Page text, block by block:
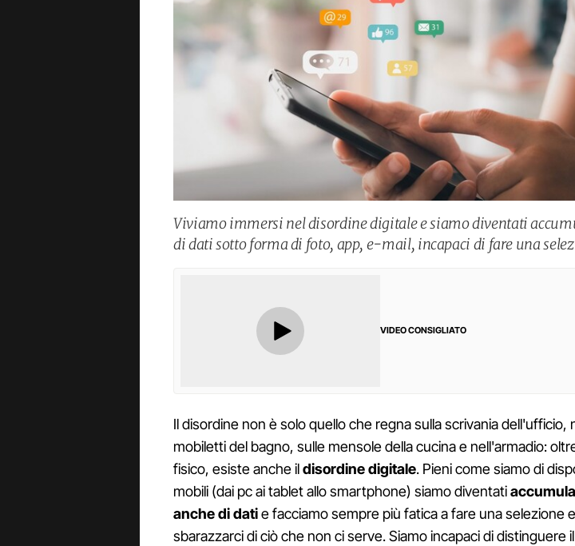
Viviamo immersi nel disordine digitale e siamo diventati
di dati sotto forma di foto, app, e-mail, incapaci di fare una
VIDEO CONSIGLIATO
Il disordine non è solo quello che regna sulla scrivania dell'ufficio,
mobiletti del bagno, sulle mensole della cucina e nell'armadio:
fisico, esiste anche ildisordine digitale. Pieni come siamo di
mobili (dai pc ai tablet allo smartphone) siamo diventati
anche di datie facciamo sempre più fatica a fare una selezione e
sbarazzarci di ciò che non ci serve. Siamo incapaci di distinguere il